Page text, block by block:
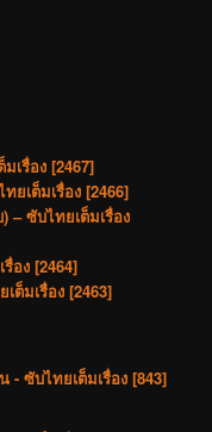
เรื่อง [2467]
ยเต็มเรื่อง [2466]
– ซับไทยเต็มเรื่อง
อง [2464]
ต็มเรื่อง [2463]
- ซับไทยเต็มเรื่อง [843]